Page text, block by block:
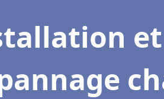
et